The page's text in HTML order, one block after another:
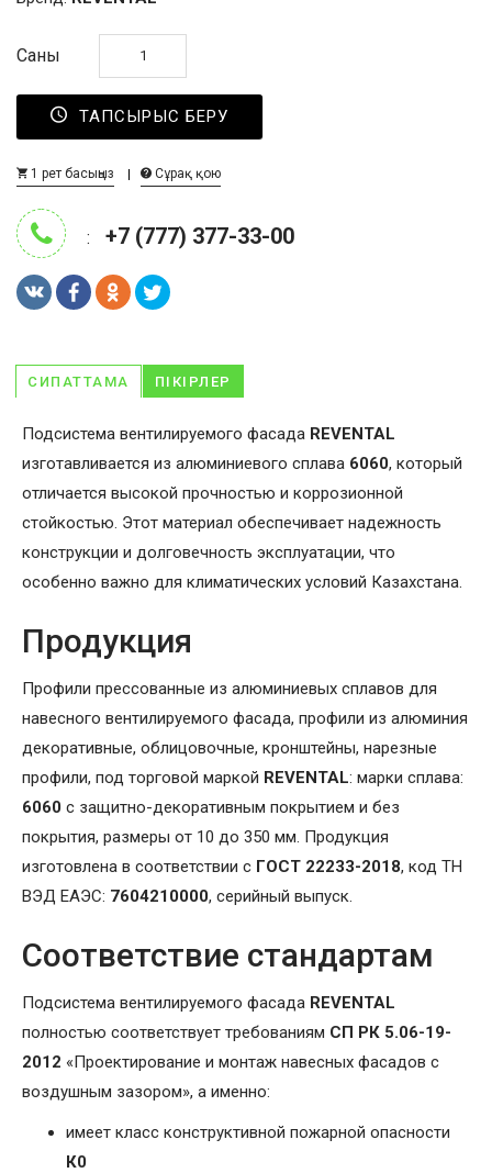
Саны
ТАПСЫРЫС БЕРУ
1 рет басыңыз Сұрақ қою
: +7 (777) 377-33-00
СИПАТТАМА ПІКІРЛЕР
Подсистема вентилируемого фасада REVENTAL
изготавливается из алюминиевого сплава 6060, который
отличается высокой прочностью и коррозионной
стойкостью. Этот материал обеспечивает надежность
конструкции и долговечность эксплуатации, что
особенно важно для климатических условий Казахстана.
Продукция
Профили прессованные из алюминиевых сплавов для
навесного вентилируемого фасада, профили из алюминия
декоративные, облицовочные, кронштейны, нарезные
профили, под торговой маркой REVENTAL: марки сплава:
6060 с защитно-декоративным покрытием и без
покрытия, размеры от 10 до 350 мм. Продукция
изготовлена в соответствии с ГОСТ 22233-2018, код ТН
ВЭД ЕАЭС: 7604210000, серийный выпуск.
Соответствие стандартам
Подсистема вентилируемого фасада REVENTAL
полностью соответствует требованиям СП РК 5.06-19-
2012 «Проектирование и монтаж навесных фасадов с
воздушным зазором», а именно:
имеет класс конструктивной пожарной опасности
К0